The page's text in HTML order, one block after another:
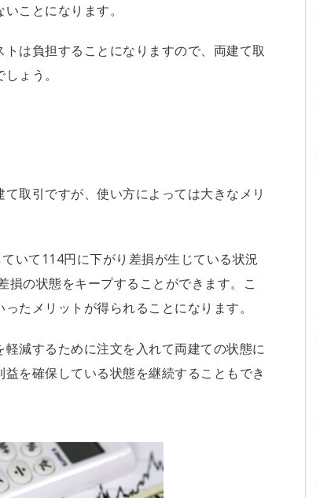
ことになります。
は負担することになりますので、両建て取
ょう。
取引ですが、使い方によっては大きなメリ
いて114円に下がり差損が生じている状況
の状態をキープすることができます。こ
たメリットが得られることになります。
減するために注文を入れて両建ての状態に
益を確保している状態を継続することもでき